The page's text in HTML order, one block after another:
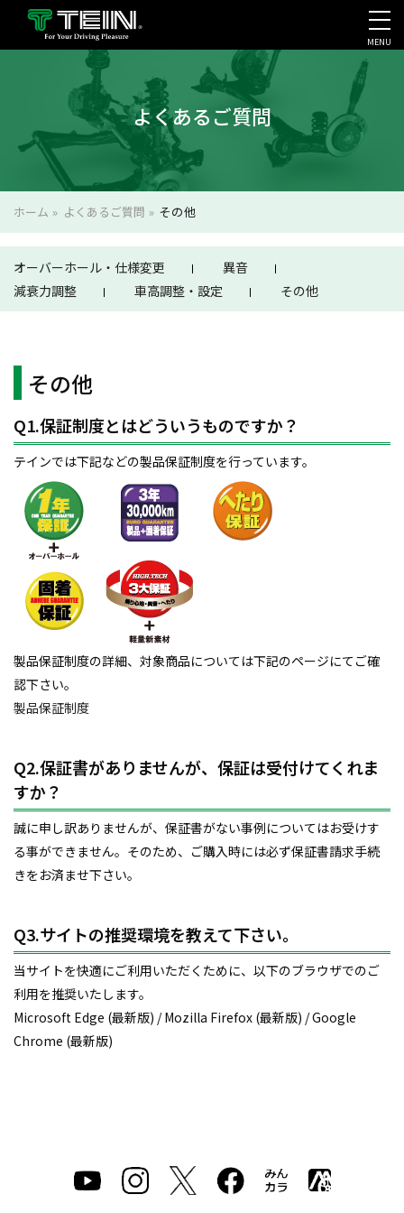
会社案内・採用・IR
MENU
よくあるご質問
ホーム » よくあるご質問 » その他
オーバーホール・仕様変更
異音
減衰力調整
車高調整・設定 その他
その他
Q1.保証制度とはどういうものですか？
テインでは下記などの製品保証制度を行っています。
製品保証制度の詳細、対象商品については下記のページにてご確
認下さい。
製品保証制度
Q2.保証書がありませんが、保証は受付けてくれま
すか？
誠に申し訳ありませんが、保証書がない事例についてはお受けす
る事ができません。そのため、ご購入時には必ず保証書請求手続
きをお済ませ下さい。
Q3.サイトの推奨環境を教えて下さい。
当サイトを快適にご利用いただくために、以下のブラウザでのご
利用を推奨いたします。
Microsoft Edge (最新版) / Mozilla Firefox (最新版) / Google
Chrome (最新版)